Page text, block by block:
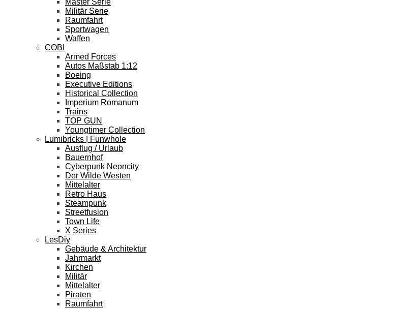
Master Serie
Militär Serie
Raumfahrt
Sportwagen
Waffen
COBI
Armed Forces
Autos Maßstab 1:12
Boeing
Executive Editions
Historical Collection
Imperium Romanum
Trains
TOP GUN
Youngtimer Collection
Lumibricks | Funwhole
Ausflug / Urlaub
Bauernhof
Cyberpunk Neoncity
Der Wilde Westen
Mittelalter
Retro Haus
Steampunk
Streetfusion
Town Life
X Series
LesDiy
Gebäude & Architektur
Jahrmarkt
Kirchen
Militär
Mittelalter
Piraten
Raumfahrt